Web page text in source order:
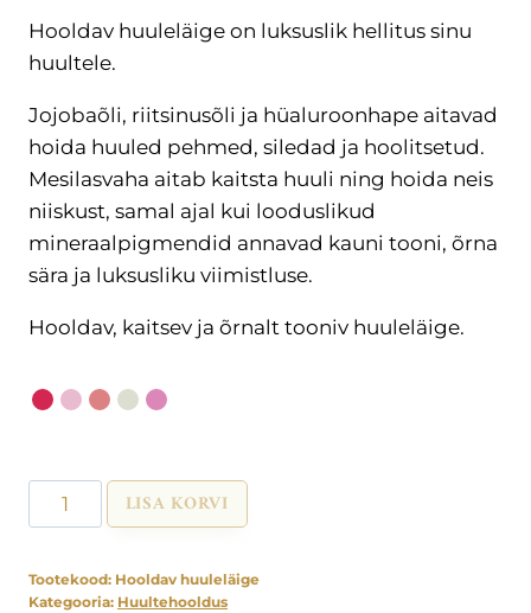
Hooldav huuleläige on luksuslik hellitus sinu
huultele.
Jojobaõli, riitsinusõli ja hüaluroonhape aitavad
hoida huuled pehmed, siledad ja hoolitsetud.
Mesilasvaha aitab kaitsta huuli ning hoida neis
niiskust, samal ajal kui looduslikud
mineraalpigmendid annavad kauni tooni, õrna
sära ja luksusliku viimistluse.
Hooldav, kaitsev ja õrnalt tooniv huuleläige.
Hooldav
huuleläige
kogus
LISA KORVI
Tootekood: Hooldav huuleläige
Kategooria: Huultehooldus